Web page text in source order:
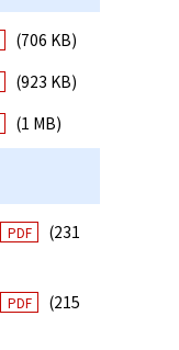
(706 KB)
(923 KB)
(1 MB)
PDF
(231
PDF
(215